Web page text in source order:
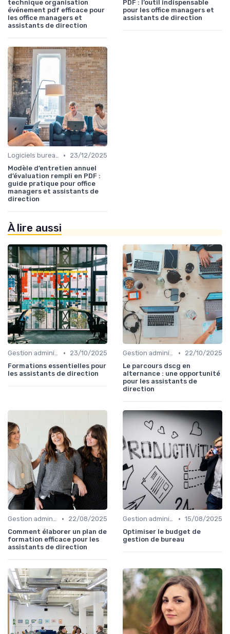
technique organisation
événement pdf efficace pour
les office managers et
assistants de direction
PDF : l’outil indispensable
pour les office managers et
assistants de direction
Logiciels bureautiques •
23/12/2025
Modèle d’entretien annuel
d’évaluation rempli en PDF :
guide pratique pour office
managers et assistants de
direction
À lire aussi
Gestion administrative •
23/10/2025
Formations essentielles pour
les assistants de direction
Gestion administrative •
22/10/2025
Le parcours dscg en
alternance : une opportunité
pour les assistants de
direction
Gestion administrative •
22/08/2025
Comment élaborer un plan de
formation efficace pour les
assistants de direction
Gestion administrative • 15/08/2025
Optimiser le budget de
gestion de bureau